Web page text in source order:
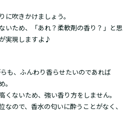
吹きかけましょう。
いため、「あれ？柔軟剤の香り？」と思
実現しますよ♪
も、ふんわり香らせたいのであれば
。
ないため、強い香り方をしません。
なので、香水の匂いに酔うことがなく、